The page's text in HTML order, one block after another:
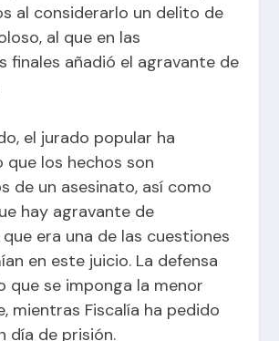
al considerarlo un delito de
al que en las
finales añadió el agravante de
el jurado popular ha
que los hechos son
de un asesinato, así como
hay agravante de
era una de las cuestiones
en este juicio. La defensa
que se imponga la menor
mientras Fiscalía ha pedido
día de prisión.